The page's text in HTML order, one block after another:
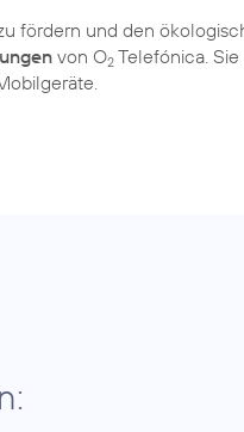
fördern und den
von O2 Telefónica.